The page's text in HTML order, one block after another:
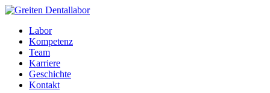
Labor
Kompetenz
Team
Karriere
Geschichte
Kontakt